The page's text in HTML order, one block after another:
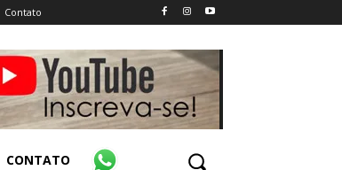
Contato
CONTATO